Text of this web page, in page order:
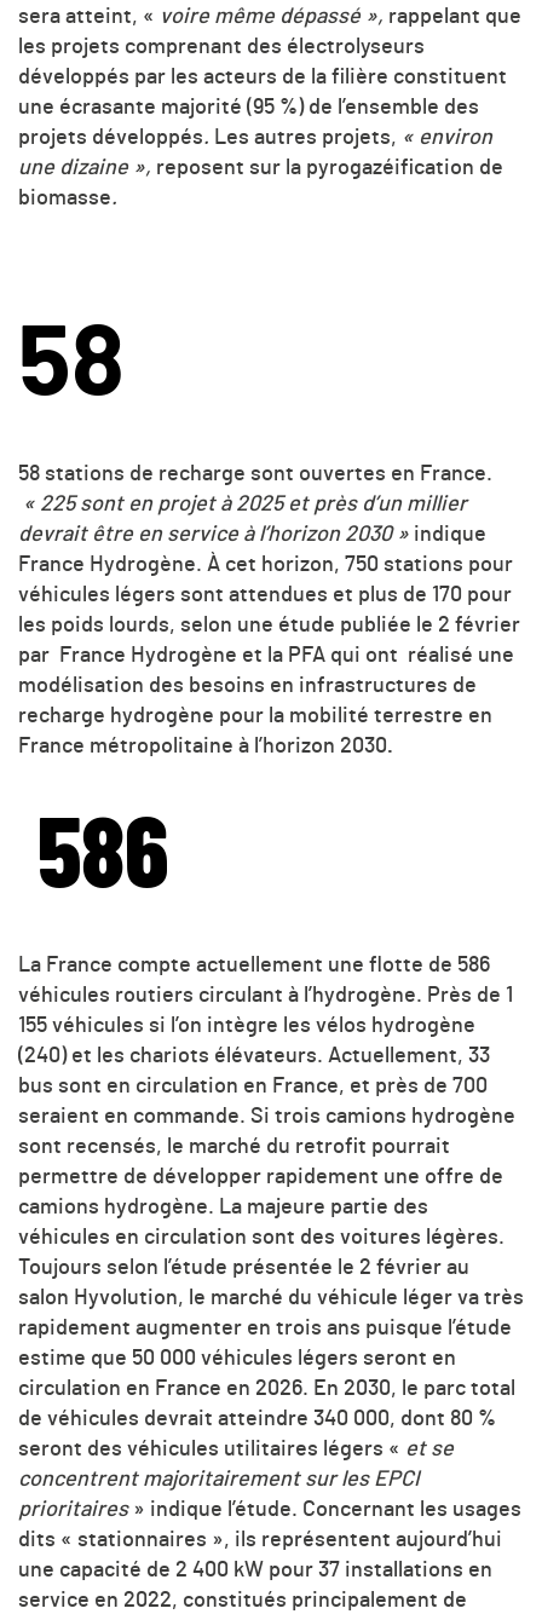
sera atteint, « voire même dépassé », rappelant que
les projets comprenant des électrolyseurs
développés par les acteurs de la filière constituent
une écrasante majorité (95 %) de l’ensemble des
projets développés. Les autres projets, « environ
une dizaine », reposent sur la pyrogazéification de
biomasse.
58
58 stations de recharge sont ouvertes en France.
« 225 sont en projet à 2025 et près d’un millier
devrait être en service à l’horizon 2030 » indique
France Hydrogène. À cet horizon, 750 stations pour
véhicules légers sont attendues et plus de 170 pour
les poids lourds, selon une étude publiée le 2 février
par France Hydrogène et la PFA qui ont réalisé une
modélisation des besoins en infrastructures de
recharge hydrogène pour la mobilité terrestre en
France métropolitaine à l’horizon 2030.
586
La France compte actuellement une flotte de 586
véhicules routiers circulant à l’hydrogène. Près de 1
155 véhicules si l’on intègre les vélos hydrogène
(240) et les chariots élévateurs. Actuellement, 33
bus sont en circulation en France, et près de 700
seraient en commande. Si trois camions hydrogène
sont recensés, le marché du retrofit pourrait
permettre de développer rapidement une offre de
camions hydrogène. La majeure partie des
véhicules en circulation sont des voitures légères.
Toujours selon l’étude présentée le 2 février au
salon Hyvolution, le marché du véhicule léger va très
rapidement augmenter en trois ans puisque l’étude
estime que 50 000 véhicules légers seront en
circulation en France en 2026. En 2030, le parc total
de véhicules devrait atteindre 340 000, dont 80 %
seront des véhicules utilitaires légers « et se
concentrent majoritairement sur les EPCI
prioritaires» indique l’étude. Concernant les usages
dits « stationnaires », ils représentent aujourd’hui
une capacité de 2 400 kW pour 37 installations en
service en 2022, constitués principalement de